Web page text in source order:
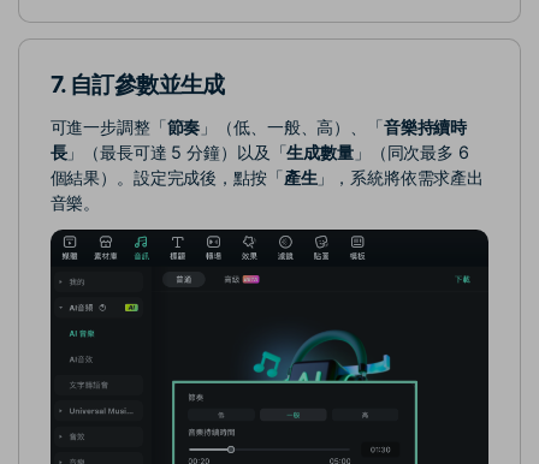
7. 自訂參數並生成
可進一步調整「節奏 」（低、一般、高）、「音樂持續時
長」（最長可達 5 分鐘）以及「生成數量」（同次最多 6
個結果）。設定完成後，點按「產生 」，系統將依需求產出
音樂。